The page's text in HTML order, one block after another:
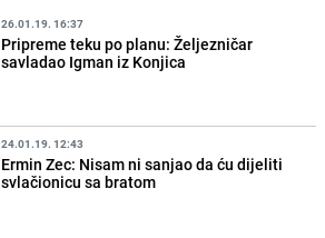
26.01.19. 16:37
Pripreme teku po planu: Željezničar
savladao Igman iz Konjica
24.01.19. 12:43
Ermin Zec: Nisam ni sanjao da ću dijeliti
svlačionicu sa bratom